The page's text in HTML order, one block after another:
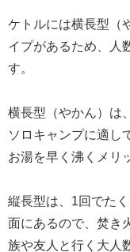
ケトルには横長型（
イプがあるため、人
す。
横長型（やかん）は
ソロキャンプに適し
お湯を早く沸くメリ
縦長型は、1回でた
面にあるので、焚き
族や友人と行く大人